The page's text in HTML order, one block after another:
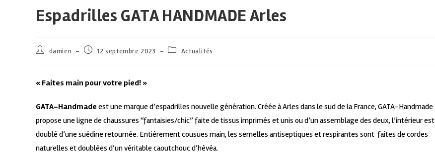
Espadrilles GATA HANDMADE Arles
damien 12 septembre 2023 Actualités
« Faites main pour votre pied! »
GATA-Handmade est une marque d’espadrilles nouvelle génération. Créée à Arles dans le sud de la France, GATA-Handmade
propose une ligne de chaussures “fantaisies/chic” faite de tissus imprimés et unis ou d’un assemblage des deux, l’intérieur est
doublé d’une suédine retournée. Entièrement cousues main, les semelles antiseptiques et respirantes sont faîtes de cordes
naturelles et doublées d’un véritable caoutchouc d’hévéa.